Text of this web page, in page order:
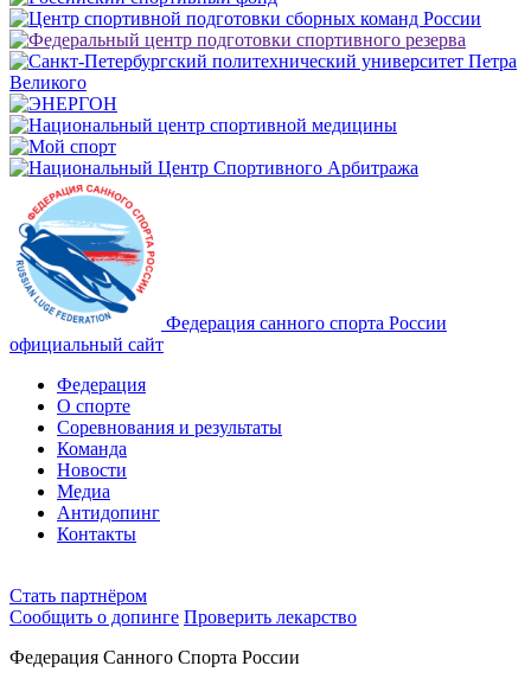
Федерация санного спорта России
официальный сайт
Федерация
О спорте
Соревнования и результаты
Команда
Новости
Медиа
Антидопинг
Контакты
Cтать партнёром
Сообщить о допинге Проверить лекарство
Федерация Санного Спорта России